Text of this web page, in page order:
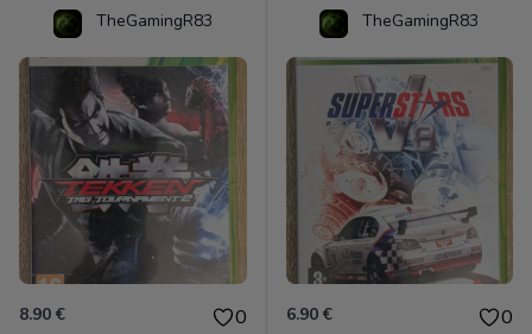
TheGamingR83
8.90 € 0
TheGamingR83
6.90 € 0